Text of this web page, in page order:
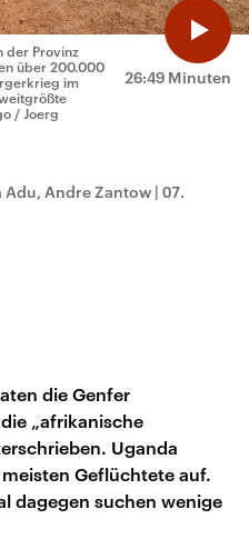
26:49 Minuten
der Provinz
über 200.000
im
/ Joerg
Adu, Andre Zantow | 07.
die Genfer
„afrikanische
Uganda
Geflüchtete auf.
dagegen suchen wenige